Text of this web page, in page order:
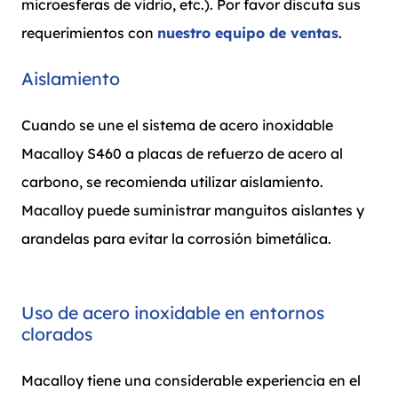
microesferas de vidrio, etc.). Por favor discuta sus
requerimientos con nuestro equipo de ventas.
Aislamiento
Cuando se une el sistema de acero inoxidable
Macalloy S460 a placas de refuerzo de acero al
carbono, se recomienda utilizar aislamiento.
Macalloy puede suministrar manguitos aislantes y
arandelas para evitar la corrosión bimetálica.
Uso de acero inoxidable en entornos
clorados
Macalloy tiene una considerable experiencia en el